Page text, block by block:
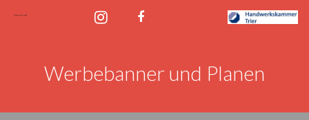
Werbebanner und Planen